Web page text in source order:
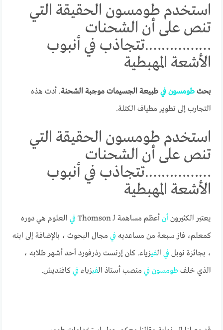
استخدم طومسون الحقيقة التي
تنص على أن الشحنات
…………….تتجاذب في أنبوب
الأشعة المهبطية
بحثطومسون في طبيعة الجسيمات موجبة الشحنة. أدت هذه
التجارب إلى تطوير مطياف الكتلة.
استخدم طومسون الحقيقة التي
تنص على أن الشحنات
…………….تتجاذب في أنبوب
الأشعة المهبطية
يعتبر الكثيرون أن أعظم مساهمة لـ Thomson في العلوم هي دوره
كمعلم، فاز سبعة من مساعديهفي مجال البحوث ، بالإضافة إلى ابنه
، بجائزة نوبلفي الفيزياء. كان إرنست رذرفورد أحد أشهر طلابه ،
الذي خلفطومسون في منصب أستاذ الفيزياءفي كافنديش.